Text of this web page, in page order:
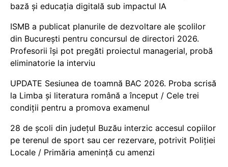
bază și educația digitală sub impactul IA
ISMB a publicat planurile de dezvoltare ale școlilor
din București pentru concursul de directori 2026.
Profesorii își pot pregăti proiectul managerial, probă
eliminatorie la interviu
UPDATE Sesiunea de toamnă BAC 2026. Proba scrisă
la Limba și literatura română a început / Cele trei
condiții pentru a promova examenul
28 de școli din județul Buzău interzic accesul copiilor
pe terenul de sport sau cer rezervare, potrivit Poliției
Locale / Primăria amenință cu amenzi